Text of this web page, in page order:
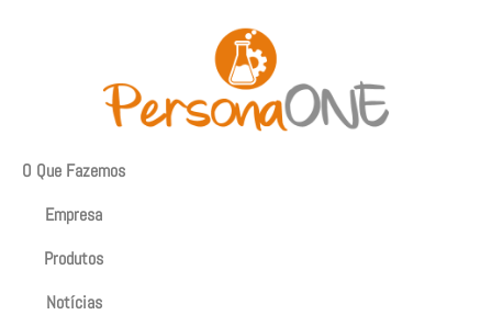
O Que Fazemos
Empresa
Produtos
Notícias